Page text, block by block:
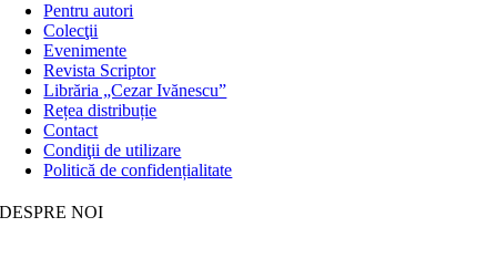
Pentru autori
Colecţii
Evenimente
Revista Scriptor
Librăria „Cezar Ivănescu”
Rețea distribuție
Contact
Condiţii de utilizare
Politică de confidențialitate
DESPRE NOI